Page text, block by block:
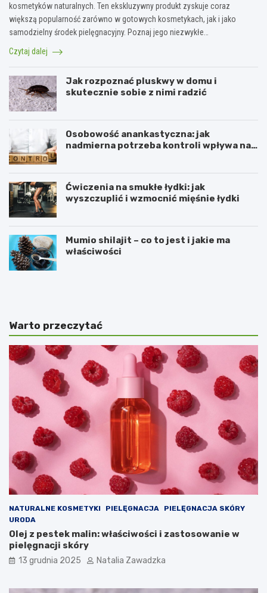
kosmetyków naturalnych. Ten ekskluzywny produkt zyskuje coraz
większą popularność zarówno w gotowych kosmetykach, jak i jako
samodzielny środek pielęgnacyjny. Poznaj jego niezwykłe…
Czytaj dalej
Jak rozpoznać pluskwy w domu i
skutecznie sobie z nimi radzić
Osobowość anankastyczna: jak
nadmierna potrzeba kontroli wpływa na
Ćwiczenia na smukłe łydki: jak
wyszczuplić i wzmocnić mięśnie łydki
Mumio shilajit – co to jest i jakie ma
właściwości
D
e
g
o
b
s
a
k
a
g
o
ź
a
P
l
e
k
ł
t
y
a
c
h
o
o
b
p
Warto przeczytać
NATURALNE KOSMETYKI PIELĘGNACJA
PIELĘGNACJA SKÓRY
URODA
Olej z pestek malin: właściwości i zastosowanie w
pielęgnacji skóry
13 grudnia 2025 Natalia Zawadzka